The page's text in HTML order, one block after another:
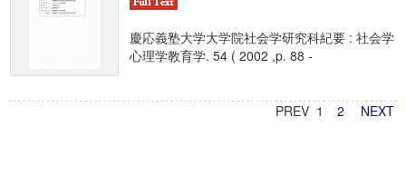
慶応義塾大学大学院社会学研究科紀要 : 社会学
心理学教育学. 54 ( 2002 ,p. 88 -
PREV 1 2 NEXT